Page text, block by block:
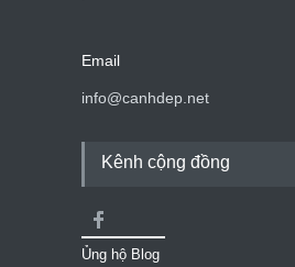
Email
info@canhdep.net
Kênh cộng đồng
Ủng hộ Blog